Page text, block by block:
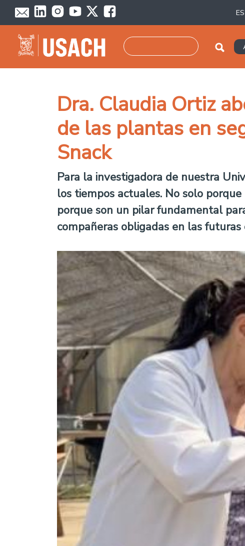
Pasar al contenido principal
Dra. Claudia Ortiz
de las plantas en
Snack
Para la investigadora de nuestra
los tiempos actuales. No solo
porque son un pilar fundamental
compañeras obligadas en las futuras